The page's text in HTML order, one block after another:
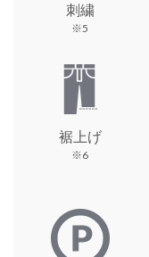
刺繍
※5
裾上げ
※6